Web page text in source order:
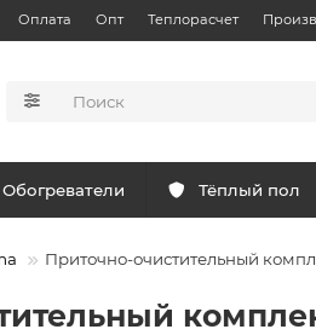
Оплата Опт Теплорасчет
Обогреватели Тёплый пол
Приточно-очистительный